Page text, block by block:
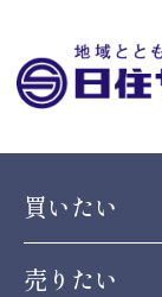
買いたい
売りたい